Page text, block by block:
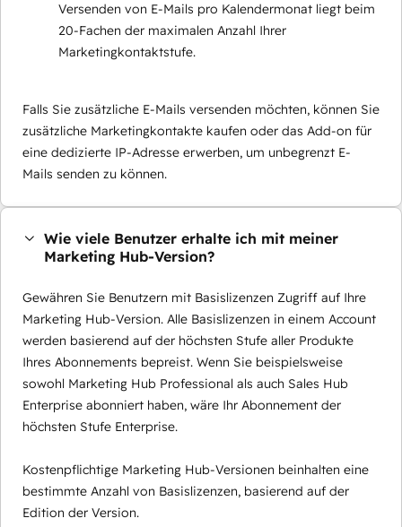
Versenden von E-Mails pro Kalendermonat liegt beim
20-Fachen der maximalen Anzahl Ihrer
Marketingkontaktstufe.
Falls Sie zusätzliche E-Mails versenden möchten, können Sie
zusätzliche Marketingkontakte kaufen oder das Add-on für
eine dedizierte IP-Adresse erwerben, um unbegrenzt E-
Mails senden zu können.
Wie viele Benutzer erhalte ich mit meiner
Marketing Hub-Version?
Gewähren Sie Benutzern mit Basislizenzen Zugriff auf Ihre
Marketing Hub-Version. Alle Basislizenzen in einem Account
werden basierend auf der höchsten Stufe aller Produkte
Ihres Abonnements bepreist. Wenn Sie beispielsweise
sowohl Marketing Hub Professional als auch Sales Hub
Enterprise abonniert haben, wäre Ihr Abonnement der
höchsten Stufe Enterprise.
Kostenpflichtige Marketing Hub-Versionen beinhalten eine
bestimmte Anzahl von Basislizenzen, basierend auf der
Edition der Version.